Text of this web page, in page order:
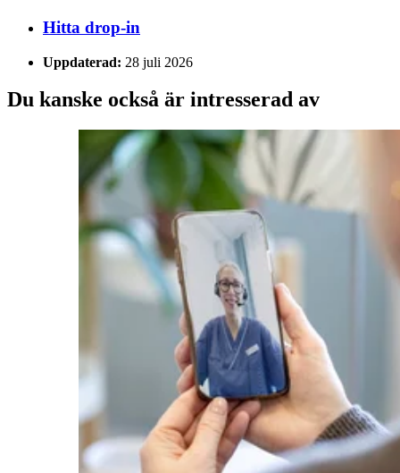
Hitta drop-in
Uppdaterad: 28 juli 2026
Du kanske också är intresserad av